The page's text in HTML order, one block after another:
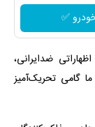
✅
ضدایرانی،
گامی تحریک‌آمیز